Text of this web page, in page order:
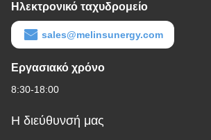
Ηλεκτρονικό ταχυδρομείο
sales@melinsunergy.com
Εργασιακό χρόνο
8:30-18:00
Η διεύθυνσή μας